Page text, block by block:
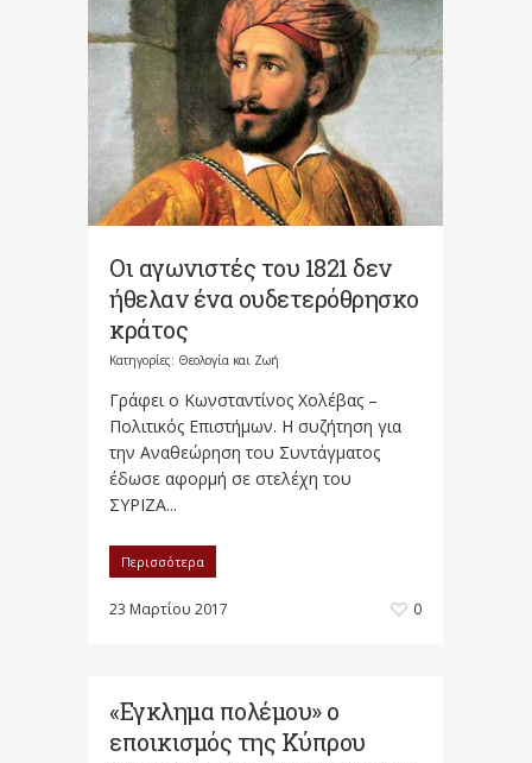
Οι αγωνιστές του 1821 δεν
ήθελαν ένα ουδετερόθρησκο
κράτος
Κατηγορίες: Θεολογία και Ζωή
Γράφει ο Κωνσταντίνος Χολέβας –
Πολιτικός Επιστήμων. Η συζήτηση για
την Αναθεώρηση του Συντάγματος
έδωσε αφορμή σε στελέχη του
ΣΥΡΙΖΑ...
Περισσότερα
23 Μαρτίου 2017 0
«Εγκλημα πολέμου» ο
εποικισμός της Κύπρου